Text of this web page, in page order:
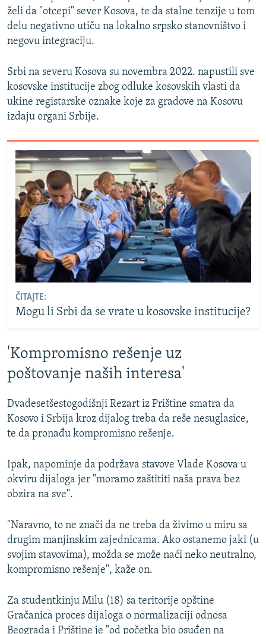
želi da "otcepi" sever Kosova, te da stalne tenzije u tom
delu negativno utiču na lokalno srpsko stanovništvo i
negovu integraciju.
Srbi na severu Kosova su novembra 2022. napustili sve
kosovske institucije zbog odluke kosovskih vlasti da
ukine registarske oznake koje za gradove na Kosovu
izdaju organi Srbije.
ČITAJTE:
Mogu li Srbi da se vrate u kosovske institucije?
'Kompromisno rešenje uz
poštovanje naših interesa'
Dvadesetšestogodišnji Rezart iz Prištine smatra da
Kosovo i Srbija kroz dijalog treba da reše nesuglasice,
te da pronađu kompromisno rešenje.
Ipak, napominje da podržava stavove Vlade Kosova u
okviru dijaloga jer "moramo zaštititi naša prava bez
obzira na sve".
"Naravno, to ne znači da ne treba da živimo u miru sa
drugim manjinskim zajednicama. Ako ostanemo jaki (u
svojim stavovima), možda se može naći neko neutralno,
kompromisno rešenje", kaže on.
Za studentkinju Milu (18) sa teritorije opštine
Gračanica proces dijaloga o normalizaciji odnosa
Beograda i Prištine je "od početka bio osuđen na